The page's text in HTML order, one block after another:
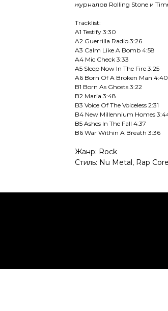
журналов Rolling Stone и
Tracklist:
A1 Testify 3:30
A2 Guerrilla Radio 3:26
A3 Calm Like A Bomb 4:58
A4 Mic Check 3:33
A5 Sleep Now In The Fire 3:25
A6 Born Of A Broken Man 4:40
B1 Born As Ghosts 3:22
B2 Maria 3:48
B3 Voice Of The Voiceless 2:31
B4 New Millennium Homes
B5 Ashes In The Fall 4:37
B6 War Within A Breath 3:36
Жанр: Rock
Стиль: Nu Metal, Rap